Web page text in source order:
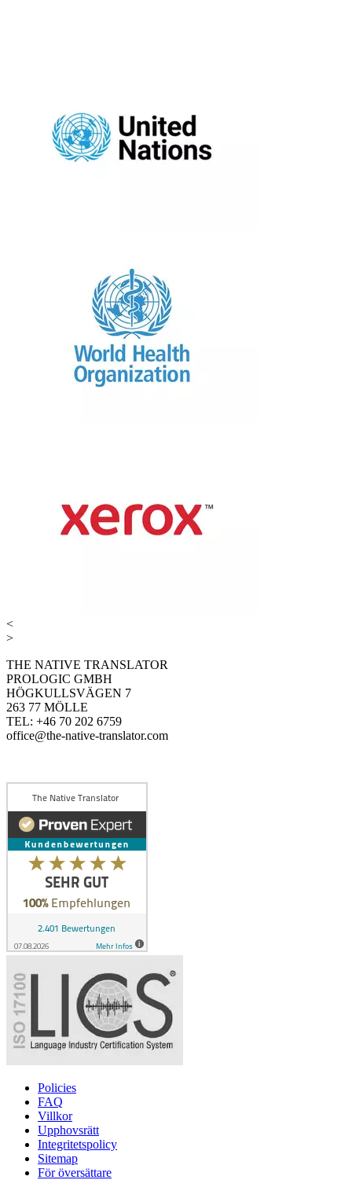
<
>
THE NATIVE TRANSLATOR
PROLOGIC GMBH
HÖGKULLSVÄGEN 7
263 77 MÖLLE
TEL: +46 70 202 6759
office@the-native-translator.com
Policies
FAQ
Villkor
Upphovsrätt
Integritetspolicy
Sitemap
För översättare